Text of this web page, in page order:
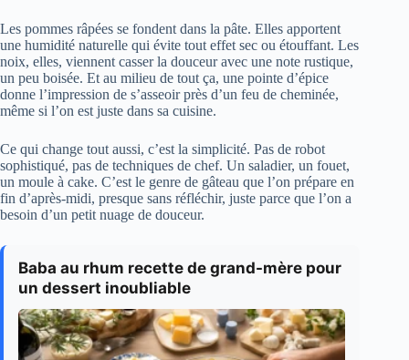
Les pommes râpées se fondent dans la pâte. Elles apportent
une humidité naturelle qui évite tout effet sec ou étouffant. Les
noix, elles, viennent casser la douceur avec une note rustique,
un peu boisée. Et au milieu de tout ça, une pointe d’épice
donne l’impression de s’asseoir près d’un feu de cheminée,
même si l’on est juste dans sa cuisine.
Ce qui change tout aussi, c’est la simplicité. Pas de robot
sophistiqué, pas de techniques de chef. Un saladier, un fouet,
un moule à cake. C’est le genre de gâteau que l’on prépare en
fin d’après-midi, presque sans réfléchir, juste parce que l’on a
besoin d’un petit nuage de douceur.
Baba au rhum recette de grand-mère pour
un dessert inoubliable